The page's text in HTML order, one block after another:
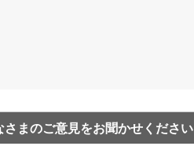
まのご意見をお聞かせください